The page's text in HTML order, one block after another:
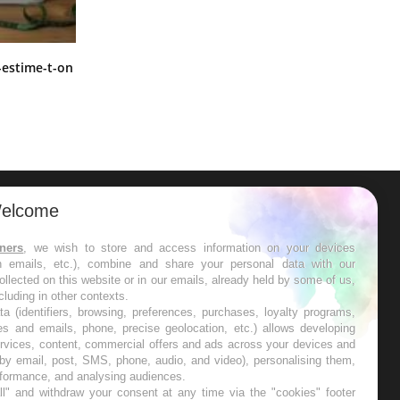
estime-t-on
les semaines les meilleures
, we wish to store and access information on your devices
emails, etc.), combine and share your personal data with our
on this website or in our emails, already held by some of us,
in other contexts.
(identifiers, browsing, preferences, purchases, loyalty programs,
and emails, phone, precise geolocation, etc.) allows developing
content, commercial offers and ads across your devices and
email, post, SMS, phone, audio, and video), personalising them,
and analysing audiences.
and withdraw your consent at any time via the "cookies" footer